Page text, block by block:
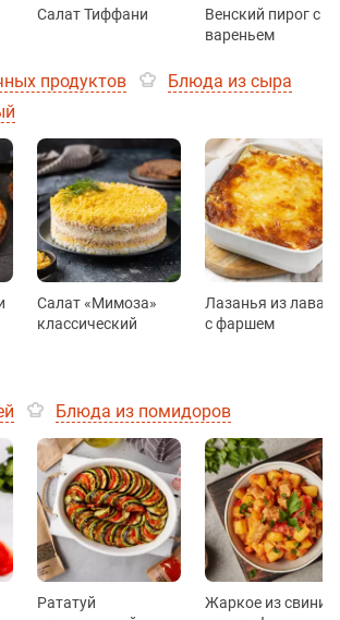
Салат Тиффани
Венский пирог с
вареньем
продуктов
Блюда из сыра
Салат «Мимоза»
классический
Лазанья из
с фаршем
Блюда из помидоров
Рататуй
Жаркое из